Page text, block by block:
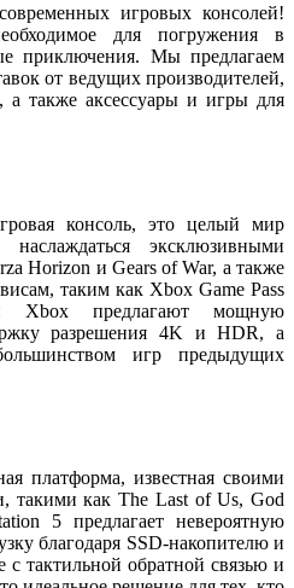
игровых консолей!
для погружения в
приключения. Мы предлагаем
от ведущих производителей,
а также аксессуары и игры для
консоль, это целый мир
эксклюзивными
Horizon и Gears of War, а также
таким как Xbox Game Pass
предлагают мощную
разрешения 4K и HDR, а
игр предыдущих
платформа, известная своими
такими как The Last of Us, God
5 предлагает невероятную
благодаря SSD-накопителю и
с тактильной обратной связью и